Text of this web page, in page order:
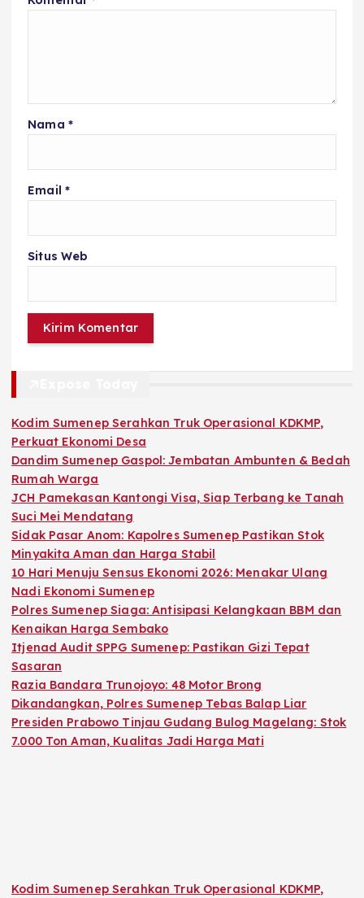
Nama *
Email *
Situs Web
Kodim Sumenep Serahkan Truk Operasional KDKMP,
Perkuat Ekonomi Desa
Dandim Sumenep Gaspol: Jembatan Ambunten & Bedah
Rumah Warga
JCH Pamekasan Kantongi Visa, Siap Terbang ke Tanah
Suci Mei Mendatang
Sidak Pasar Anom: Kapolres Sumenep Pastikan Stok
Minyakita Aman dan Harga Stabil
10 Hari Menuju Sensus Ekonomi 2026: Menakar Ulang
Nadi Ekonomi Sumenep
Polres Sumenep Siaga: Antisipasi Kelangkaan BBM dan
Kenaikan Harga Sembako
Itjenad Audit SPPG Sumenep: Pastikan Gizi Tepat
Sasaran
Razia Bandara Trunojoyo: 48 Motor Brong
Dikandangkan, Polres Sumenep Tebas Balap Liar
Presiden Prabowo Tinjau Gudang Bulog Magelang: Stok
7.000 Ton Aman, Kualitas Jadi Harga Mati
Kodim Sumenep Serahkan Truk Operasional KDKMP,